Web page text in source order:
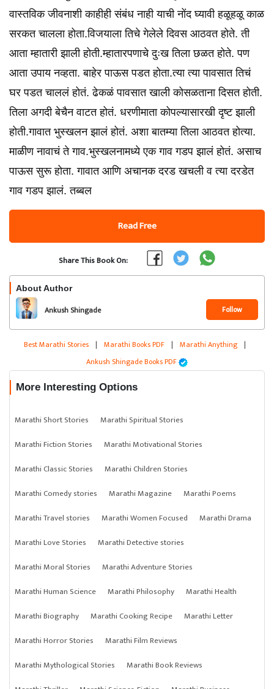
वास्तविक जीवनाशी काहीही संबंध नाही याची नोंद घ्यावी हळूहळू काळ
सरकत चालला होता.विजयाला तिचे गेलेले दिवस आठवत होते. ती
आता म्हातारी झाली होती.म्हातारपणाचे दुःख तिला छळत होते. पण
आता उपाय नव्हता. बाहेर पाऊस पडत होता.त्या त्या पावसात तिचं
घर पडत चाललं होतं. ढेकळं पावसात खाली कोसळताना दिसत होती.
तिला अगदी बेचैन वाटत होतं. धरणीमाता कोपल्यासारखी दृष्ट झाली
होती.गावात भुस्खलन झालं होतं. अशा बातम्या तिला आठवत होत्या.
माळीण नावाचं ते गाव.भुस्खलनामध्ये एक गाव गडप झालं होतं. असाच
पाऊस सुरू होता. गावात आणि अचानक दरड खचली व त्या दरडेत
गाव गडप झालं. तब्बल
Read Free
Share This Book On:
About Author
Ankush Shingade Follow
Best Marathi Stories | Marathi Books PDF | Marathi Anything |
Ankush Shingade Books PDF
More Interesting Options
Marathi Short Stories
Marathi Spiritual Stories
Marathi Fiction Stories
Marathi Motivational Stories
Marathi Classic Stories
Marathi Children Stories
Marathi Comedy stories
Marathi Magazine
Marathi Poems
Marathi Travel stories
Marathi Women Focused
Marathi Drama
Marathi Love Stories
Marathi Detective stories
Marathi Moral Stories
Marathi Adventure Stories
Marathi Human Science
Marathi Philosophy
Marathi Health
Marathi Biography
Marathi Cooking Recipe
Marathi Letter
Marathi Horror Stories
Marathi Film Reviews
Marathi Mythological Stories
Marathi Book Reviews